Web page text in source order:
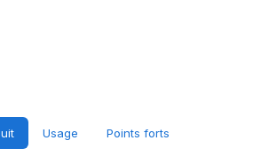
Usage Points forts